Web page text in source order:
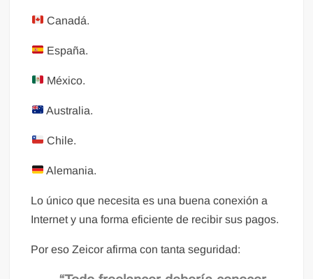
Canadá.
España.
México.
Australia.
Chile.
Alemania.
Lo único que necesita es una buena conexión a
Internet y una forma eficiente de recibir sus pagos.
Por eso Zeicor afirma con tanta seguridad: